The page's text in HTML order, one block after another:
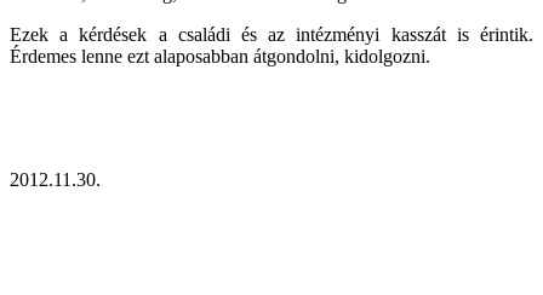
Ezek a kérdések a családi és az intézményi kasszát is érintik.
Érdemes lenne ezt alaposabban átgondolni, kidolgozni.
2012.11.30.